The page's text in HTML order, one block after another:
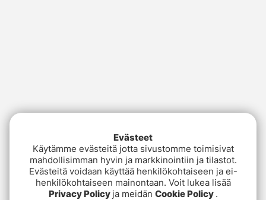
Evästeet
Käytämme evästeitä jotta sivustomme toimisivat
mahdollisimman hyvin ja markkinointiin ja tilastot.
Evästeitä voidaan käyttää henkilökohtaiseen ja ei-
henkilökohtaiseen mainontaan. Voit lukea lisää
Privacy Policy ja meidän Cookie Policy .